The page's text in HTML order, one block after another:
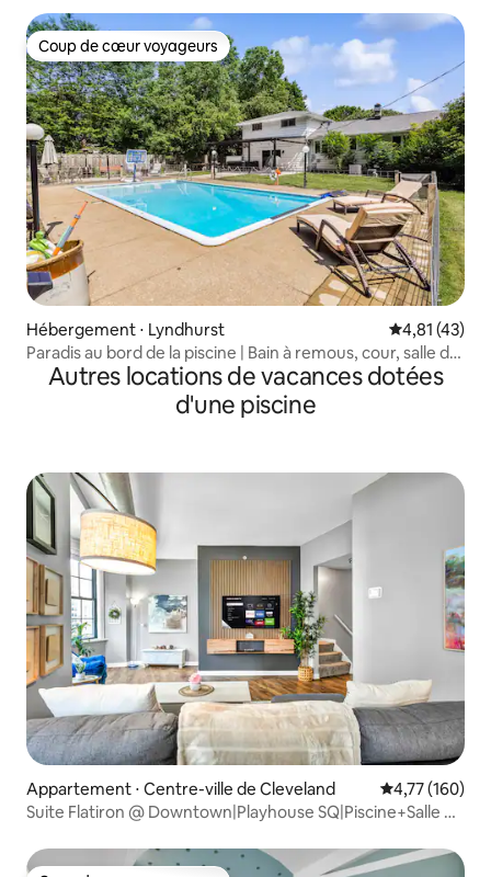
Coup de cœur voyageurs
Coup de cœur voyageurs
Hébergement ⋅ Lyndhurst Évaluation
4,81 (43)
Paradis au bord de la piscine | Bain à remous, cour, salle de
jeuxAutres locations de vacances dotées
d'une piscine
Appartement ⋅ Centre-ville de Cleveland Évaluation
4,77 (160)
Suite Flatiron @ Downtown|Playhouse SQ|Piscine+Salle de